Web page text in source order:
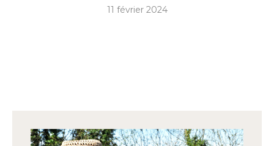
11 février 2024